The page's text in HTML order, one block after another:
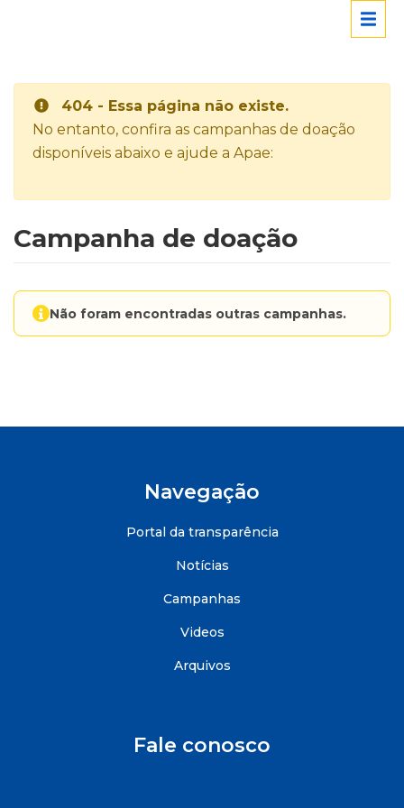
404 - Essa página não existe.
No entanto, confira as campanhas de doação
disponíveis abaixo e ajude a Apae:
Campanha de doação
Não foram encontradas outras campanhas.
Navegação
Portal da transparência
Notícias
Campanhas
Videos
Arquivos
Fale conosco